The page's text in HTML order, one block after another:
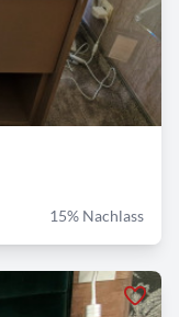
15% Nachlass